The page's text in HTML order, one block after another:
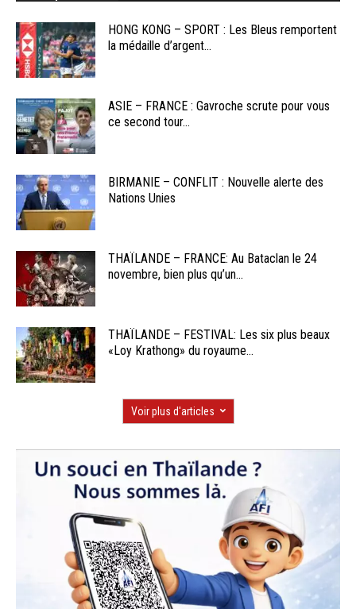
HONG KONG – SPORT : Les Bleus remportent
la médaille d’argent...
ASIE – FRANCE : Gavroche scrute pour vous
ce second tour...
BIRMANIE – CONFLIT : Nouvelle alerte des
Nations Unies
THAÏLANDE – FRANCE: Au Bataclan le 24
novembre, bien plus qu’un...
THAÏLANDE – FESTIVAL: Les six plus beaux
«Loy Krathong» du royaume...
Voir plus d'articles